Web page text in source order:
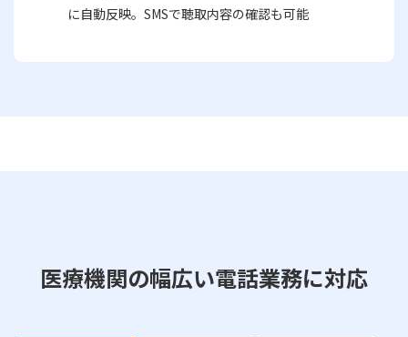
に自動反映。SMSで聴取内容の確認も可能
医療機関の幅広い電話業務に対応